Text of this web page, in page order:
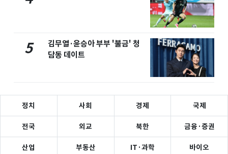
5
김무열·윤승아 부부 '불금' 청
담동 데이트
정치 사회 경제 국제
전국 외교 북한 금융·증권
산업 부동산 IT·과학 바이오